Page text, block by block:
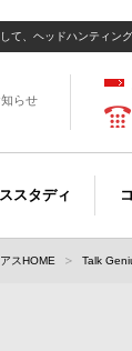
、ヘッドハンティン
スタディ
知らせ
スHOME Talk